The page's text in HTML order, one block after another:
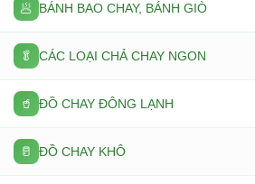
🥟 BÁNH BAO CHAY, BÁNH GIÒ
🥬 CÁC LOẠI CHẢ CHAY NGON
🥤 ĐỒ CHAY ĐÔNG LẠNH
🥛 ĐỒ CHAY KHÔ